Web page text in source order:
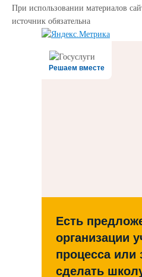
При использовании материалов
источник обязательна
Решаем вместе
Есть
организации
процесса или
сделать